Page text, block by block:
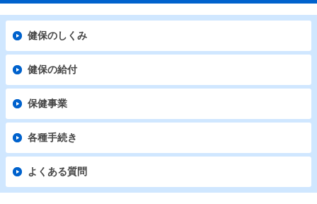
健保のしくみ
健保の給付
保健事業
各種手続き
よくある質問